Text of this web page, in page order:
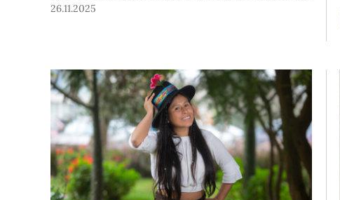
incorpore por primera vez a uTalk, una de las
26.11.2025